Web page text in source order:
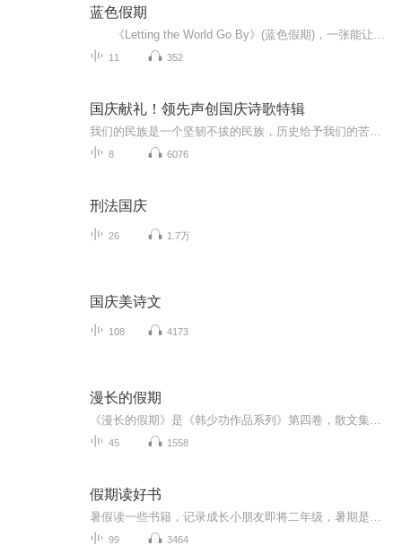
蓝色假期
11 352
国庆献礼！领先声创国庆诗歌特辑
8 6076
刑法国庆
26 1.7万
国庆美诗文
108 4173
漫长的假期
45 1558
假期读好书
99 3464